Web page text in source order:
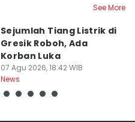
See More
Sejumlah Tiang Listrik di
Gresik Roboh, Ada
Korban Luka
07 Agu 2026, 18:42 WIB
News